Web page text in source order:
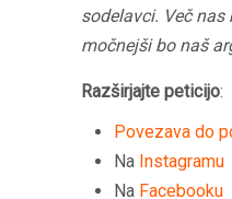
sodelavci. Več nas
močnejši bo naš
Razširjajte peticijo:
Povezava do
Na Instagramu
Na Facebooku